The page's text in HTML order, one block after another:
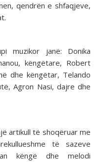
qendrën e shfaqjeve,
muzikor janë: Donika
këngëtare, Robert
dhe këngëtar, Telando
Agron Nasi, dajre dhe
artikull të shoqëruar me
të sazeve
këngë dhe melodi